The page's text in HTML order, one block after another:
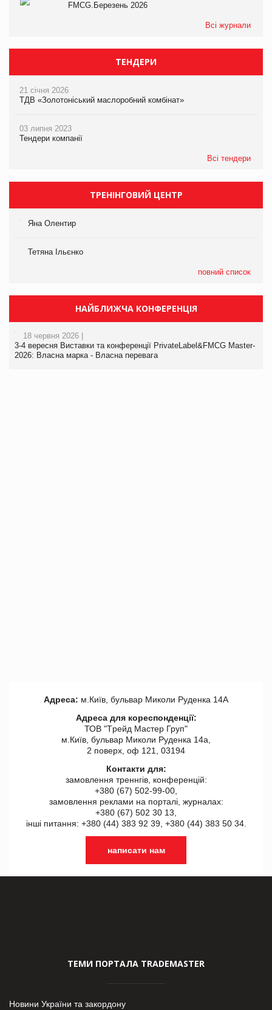
FMCG.Березень 2026
Всі журнали
ТЕНДЕРИ
21 січня 2026
ТДВ «Золотоніський маслоробний комбінат»
03 липня 2023
Тендери компанії
Всі тендери
ТРЕНІНГОВИЙ ЦЕНТР
Яна Олентир
Тетяна Ільєнко
повний список
НАЙБЛИЖЧА КОНФЕРЕНЦІЯ
18 червня 2026 |
3-4 вересня Виставки та конференції PrivateLabel&FMCG Master-
2026: Власна марка - Власна перевага
Адреса: м.Київ, бульвар Миколи Руденка 14А
Адреса для кореспонденції:
ТОВ "Tрейд Мастер Груп"
м.Київ, бульвар Миколи Руденка 14а,
2 поверх, оф 121, 03194
Контакти для:
замовлення треннгів, конференцій:
+380 (67) 502-99-00,
замовлення реклами на порталі, журналах:
+380 (67) 502 30 13,
інші питання: +380 (44) 383 92 39, +380 (44) 383 50 34.
написати нам
ТЕМИ ПОРТАЛА TRADEMASTER
Новини України та закордону